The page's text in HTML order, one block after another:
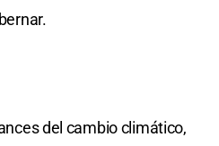
del cambio climático,